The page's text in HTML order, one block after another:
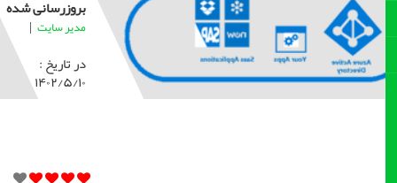
بروزرسانی شده
مدیر سایت |
در تاریخ :
۱۴۰۲/۵/۱۰